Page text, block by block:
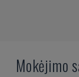
Mokėjimo